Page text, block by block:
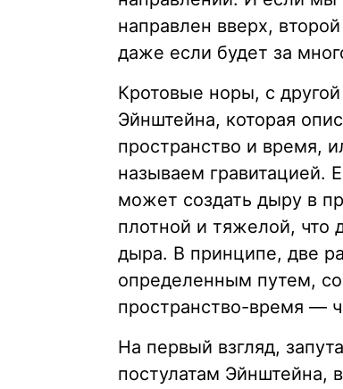
направлен вверх,
даже если будет за
Кротовые норы, с
Эйнштейна, которая
пространство и время,
называем гравитацией.
может создать дыру в
плотной и тяжелой, что
дыра. В принципе, две
определенным путем,
пространство-время —
На первый взгляд,
постулатам Эйнштейна,